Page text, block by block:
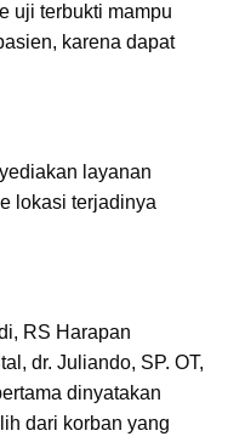
uji terbukti mampu
karena dapat
layanan
lokasi terjadinya
RS Harapan
dr. Juliando, SP. OT,
dinyatakan
dari korban yang